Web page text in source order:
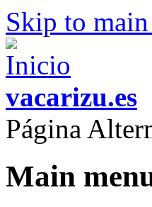
Skip to
vacarizu.es
Página
Main